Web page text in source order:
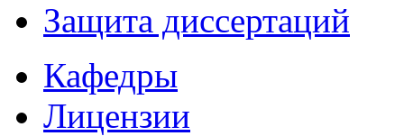
Защита диссертаций
Кафедры
Лицензии